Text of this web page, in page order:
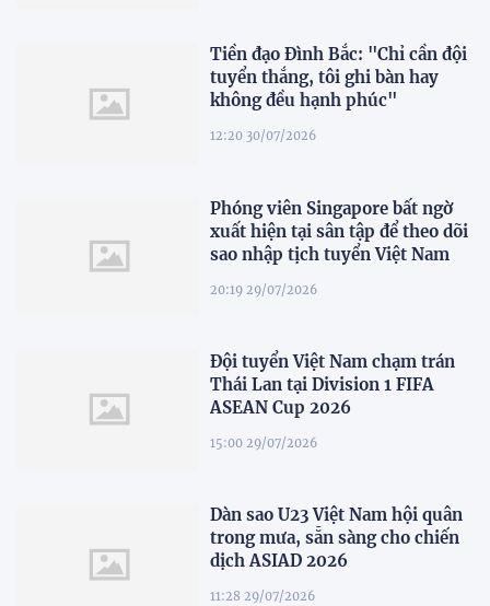
Tiền đạo Đình Bắc: "Chỉ cần đội
tuyển thắng, tôi ghi bàn hay
không đều hạnh phúc"
12:20 30/07/2026
Phóng viên Singapore bất ngờ
xuất hiện tại sân tập để theo dõi
sao nhập tịch tuyển Việt Nam
20:19 29/07/2026
Đội tuyển Việt Nam chạm trán
Thái Lan tại Division 1 FIFA
ASEAN Cup 2026
15:00 29/07/2026
Dàn sao U23 Việt Nam hội quân
trong mưa, sẵn sàng cho chiến
dịch ASIAD 2026
11:28 29/07/2026